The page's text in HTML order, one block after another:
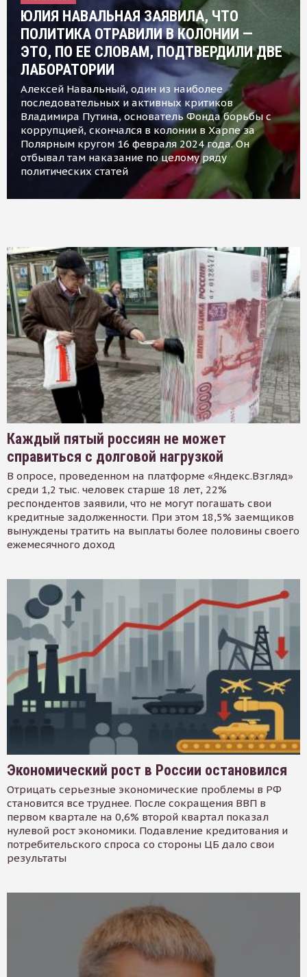
ЮЛИЯ НАВАЛЬНАЯ ЗАЯВИЛА, ЧТО
ПОЛИТИКА ОТРАВИЛИ В КОЛОНИИ —
ЭТО, ПО ЕЕ СЛОВАМ, ПОДТВЕРДИЛИ ДВЕ
ЛАБОРАТОРИИ
Алексей Навальный, один из наиболее
последовательных и активных критиков
Владимира Путина, основатель Фонда борьбы с
коррупцией, скончался в колонии в Харпе за
Полярным кругом 16 февраля 2024 года. Он
отбывал там наказание по целому ряду
политических статей
Каждый пятый россиян не может
справиться с долговой нагрузкой
В опросе, проведенном на платформе «Яндекс.Взгляд»
среди 1,2 тыс. человек старше 18 лет, 22%
респондентов заявили, что не могут погашать свои
кредитные задолженности. При этом 18,5% заемщиков
вынуждены тратить на выплаты более половины своего
ежемесячного доход
Экономический рост в России остановился
Отрицать серьезные экономические проблемы в РФ
становится все труднее. После сокращения ВВП в
первом квартале на 0,6% второй квартал показал
нулевой рост экономики. Подавление кредитования и
потребительского спроса со стороны ЦБ дало свои
результаты